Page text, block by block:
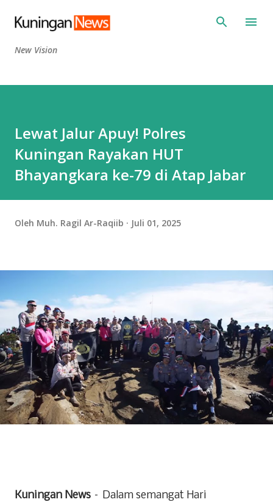
Langsung ke konten utama
New Vision
Lewat Jalur Apuy! Polres
Kuningan Rayakan HUT
Bhayangkara ke-79 di Atap Jabar
Oleh Muh. Ragil Ar-Raqiib Juli 01, 2025
Kuningan News – Dalam semangat Hari